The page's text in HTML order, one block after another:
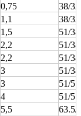
0,75
38/32
1,1
38/32
1,5
51/38
2,2
51/38
2,2
51/38
3
51/38
3
51/51
4
51/51
5,5
63.5/